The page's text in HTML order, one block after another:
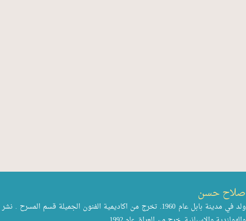
صلاح حسن
ولد في مدينة بابل عام 1960. تخرج من اكاديمية الفنون الجميلة